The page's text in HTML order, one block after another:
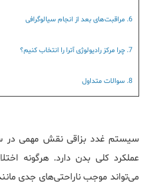
6. مراقبت‌های بعد از انجام سیالوگرافی
7. چرا مرکز رادیولوژی آترا را انتخاب کنیم؟
8. سوالات متداول
سیستم غدد بزاقی نقش مهمی در
عملکرد کلی بدن دارد. هرگونه
می‌تواند موجب ناراحتی‌های جدی